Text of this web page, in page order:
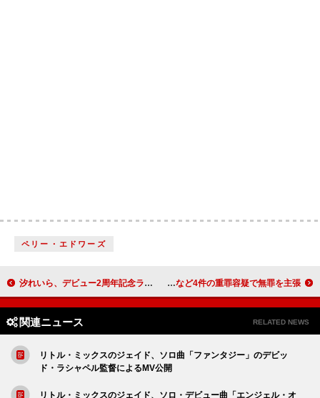
ペリー・エドワーズ
汐れいら、デビュー2周年記念ライブはDURDN／yutoriと共に閉幕 リル・ナズ・X、米LAでの警察官に対する暴行など4件の重罪容疑で無罪を主張
関連ニュース RELATED NEWS
リトル・ミックスのジェイド、ソロ曲「ファンタジー」のデビッ
ド・ラシャペル監督によるMV公開
リトル・ミックスのジェイド、ソロ・デビュー曲「エンジェル・オ